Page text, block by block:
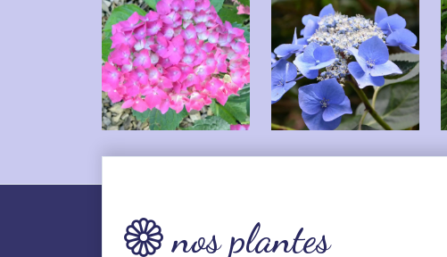
nos plantes